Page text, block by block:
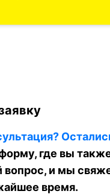
где вы
вопрос, и мы
время.